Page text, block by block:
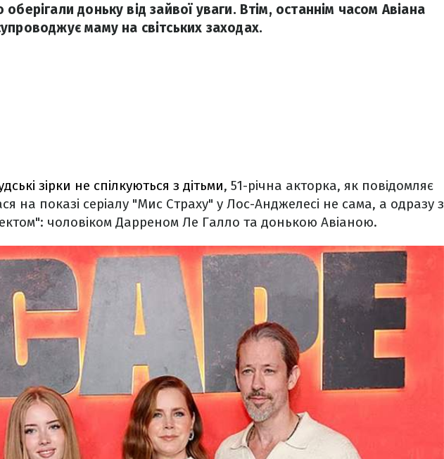
оберігали доньку від зайвої уваги. Втім, останнім часом Авіана
маму на світських заходах.
зірки не спілкуються з дітьми, 51-річна акторка, як повідомляє
на показі серіалу "Мис Страху" у Лос-Анджелесі не сама, а одразу з
чоловіком Дарреном Ле Галло та донькою Авіаною.